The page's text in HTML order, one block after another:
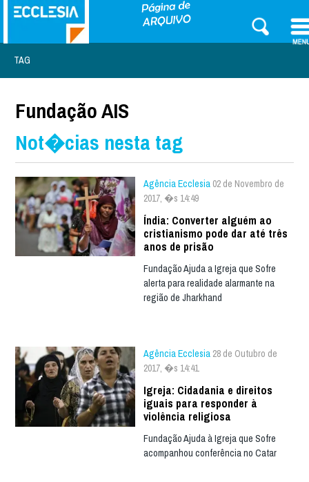
TAG
Fundação AIS
Not�cias nesta tag
Agência Ecclesia 02 de Novembro de
2017, �s 14:49
Índia: Converter alguém ao
cristianismo pode dar até três
anos de prisão
Fundação Ajuda a Igreja que Sofre
alerta para realidade alarmante na
região de Jharkhand
Agência Ecclesia 28 de Outubro de
2017, �s 14:41
Igreja: Cidadania e direitos
iguais para responder à
violência religiosa
Fundação Ajuda à Igreja que Sofre
acompanhou conferência no Catar